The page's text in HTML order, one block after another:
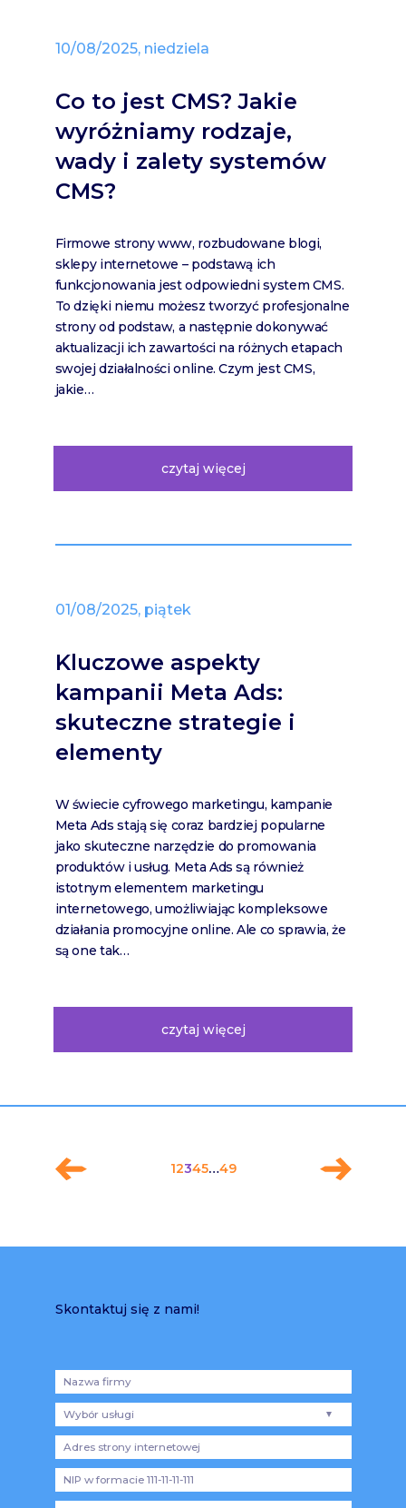
10/08/2025, niedziela
Co to jest CMS? Jakie
wyróżniamy rodzaje,
wady i zalety systemów
CMS?
Firmowe strony www, rozbudowane blogi,
sklepy internetowe – podstawą ich
funkcjonowania jest odpowiedni system CMS.
To dzięki niemu możesz tworzyć profesjonalne
strony od podstaw, a następnie dokonywać
aktualizacji ich zawartości na różnych etapach
swojej działalności online. Czym jest CMS,
jakie…
czytaj więcej
01/08/2025, piątek
Kluczowe aspekty
kampanii Meta Ads:
skuteczne strategie i
elementy
W świecie cyfrowego marketingu, kampanie
Meta Ads stają się coraz bardziej popularne
jako skuteczne narzędzie do promowania
produktów i usług. Meta Ads są również
istotnym elementem marketingu
internetowego, umożliwiając kompleksowe
działania promocyjne online. Ale co sprawia, że
są one tak…
czytaj więcej
12345…49
Skontaktuj się z nami!